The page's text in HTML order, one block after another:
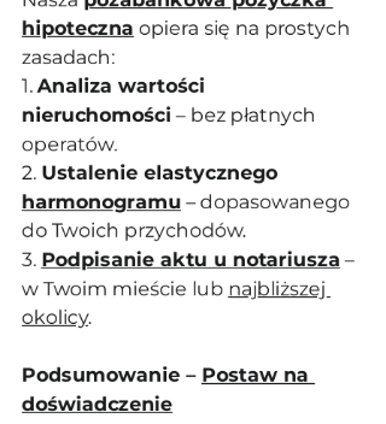
hipoteczna opiera się na prostych
zasadach:
1. Analiza wartości
nieruchomości – bez płatnych
operatów.
2. Ustalenie elastycznego
harmonogramu – dopasowanego
do Twoich przychodów.
3. Podpisanie aktu u notariusza –
w Twoim mieście lub najbliższej
okolicy.
Podsumowanie – Postaw na
doświadczenie